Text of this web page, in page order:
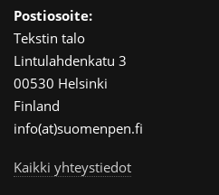
Postiosoite:
Tekstin talo
Lintulahdenkatu 3
00530 Helsinki
Finland
info(at)suomenpen.fi
Kaikki yhteystiedot